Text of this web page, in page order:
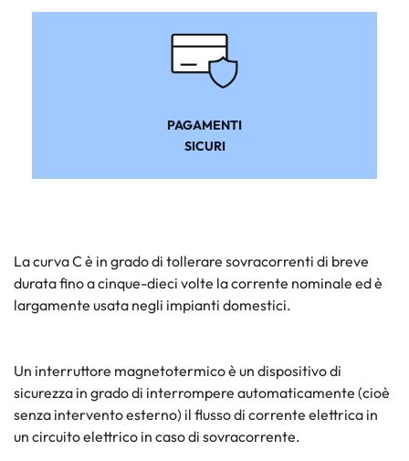
PAGAMENTI
SICURI
La curva C è in grado di tollerare sovracorrenti di breve
durata fino a cinque-dieci volte la corrente nominale ed è
largamente usata negli impianti domestici.
Un interruttore magnetotermico è un dispositivo di
sicurezza in grado di interrompere automaticamente (cioè
senza intervento esterno) il flusso di corrente elettrica in
un circuito elettrico in caso di sovracorrente.